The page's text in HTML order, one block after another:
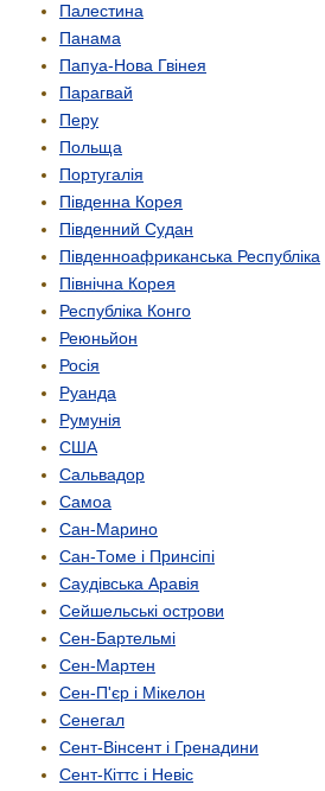
Палестина
Панама
Папуа-Нова Гвінея
Парагвай
Перу
Польща
Португалія
Південна Корея
Південний Судан
Південно­африканська Республіка
Північна Корея
Республіка Конго
Реюньйон
Росія
Руанда
Румунія
США
Сальвадор
Самоа
Сан-Марино
Сан-Томе і Принсіпі
Саудівська Аравія
Сейшельські острови
Сен-Бартельмі
Сен-Мартен
Сен-П'єр і Мікелон
Сенегал
Сент-Вінсент і Гренадини
Сент-Кіттс і Невіс